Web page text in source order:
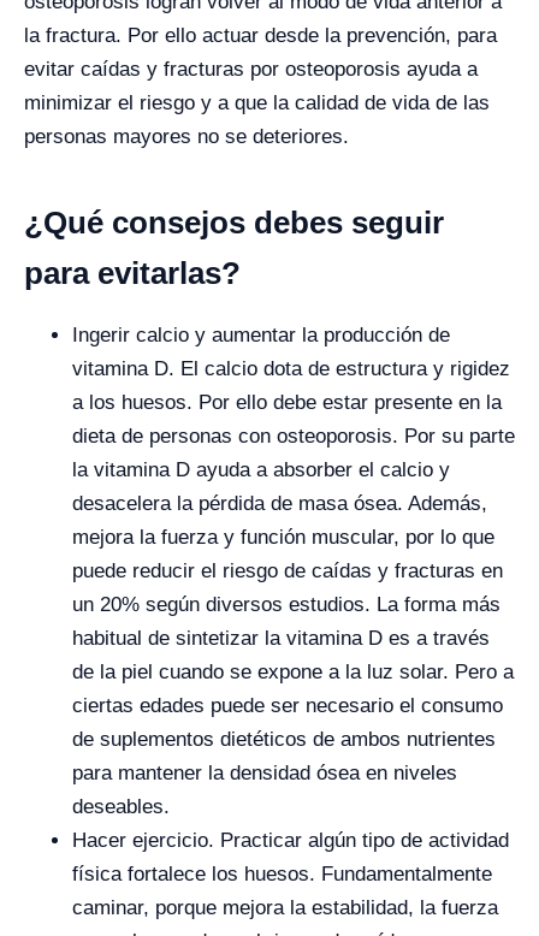
la fractura. Por ello actuar desde la prevención, para
evitar caídas y fracturas por osteoporosis ayuda a
minimizar el riesgo y a que la calidad de vida de las
personas mayores no se deteriores.
¿Qué consejos debes seguir
para evitarlas?
Ingerir calcio y aumentar la producción de
vitamina D. El calcio dota de estructura y rigidez
a los huesos. Por ello debe estar presente en la
dieta de personas con osteoporosis. Por su parte
la vitamina D ayuda a absorber el calcio y
desacelera la pérdida de masa ósea. Además,
mejora la fuerza y función muscular, por lo que
puede reducir el riesgo de caídas y fracturas en
un 20% según diversos estudios. La forma más
habitual de sintetizar la vitamina D es a través
de la piel cuando se expone a la luz solar. Pero a
ciertas edades puede ser necesario el consumo
de suplementos dietéticos de ambos nutrientes
para mantener la densidad ósea en niveles
deseables.
Hacer ejercicio. Practicar algún tipo de actividad
física fortalece los huesos. Fundamentalmente
caminar, porque mejora la estabilidad, la fuerza